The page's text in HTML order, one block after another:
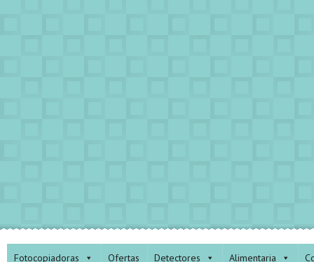
Fotocopiadoras Ofertas Detectores Alimentaria